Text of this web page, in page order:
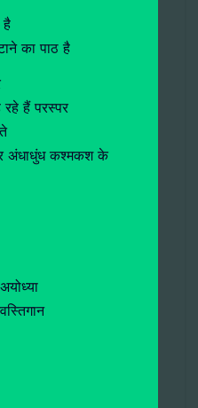
है
का पाठ है
हैं परस्पर
अंधाधुंध कश्मकश के